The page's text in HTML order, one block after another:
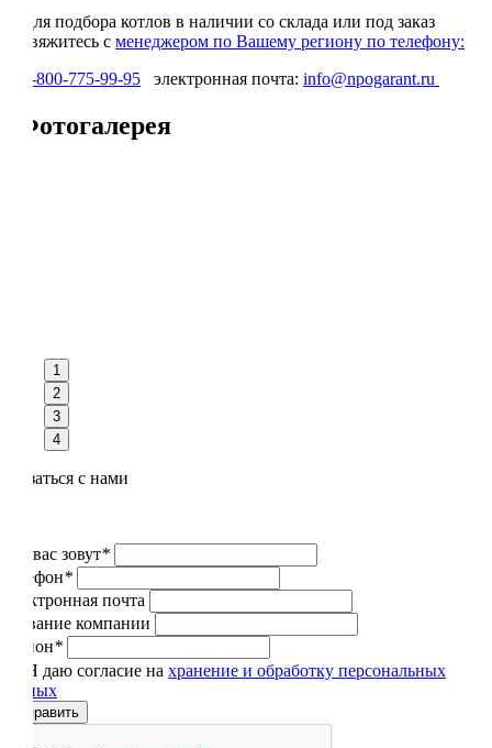
Для подбора котлов в наличии со склада или под заказ
свяжитесь с менеджером по Вашему региону по телефону:
8-800-775-99-95 электронная почта: info@npogarant.ru
Фотогалерея
1
2
3
4
Связаться с нами
Как вас зовут*
Телефон*
Электронная почта
Название компании
Регион*
Я даю согласие на хранение и обработку персональных
данных
Отправить